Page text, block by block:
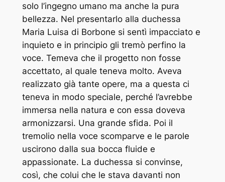
solo l’ingegno umano ma anche la pura
bellezza. Nel presentarlo alla duchessa
Maria Luisa di Borbone si sentì impacciato e
inquieto e in principio gli tremò perfino la
voce. Temeva che il progetto non fosse
accettato, al quale teneva molto. Aveva
realizzato già tante opere, ma a questa ci
teneva in modo speciale, perché l’avrebbe
immersa nella natura e con essa doveva
armonizzarsi. Una grande sfida. Poi il
tremolio nella voce scomparve e le parole
uscirono dalla sua bocca fluide e
appassionate. La duchessa si convinse,
così, che colui che le stava davanti non